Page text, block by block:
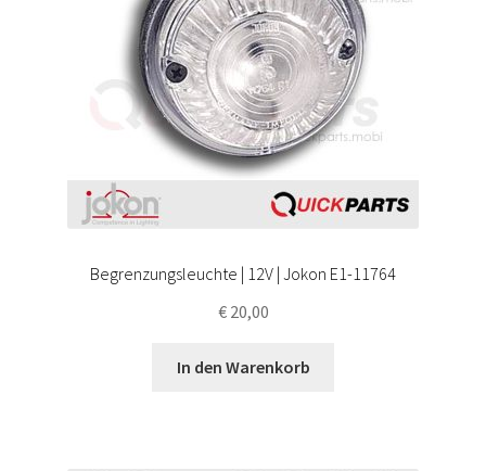
Begrenzungsleuchte | 12V | Jokon E1-11764
€20,00
In den Warenkorb